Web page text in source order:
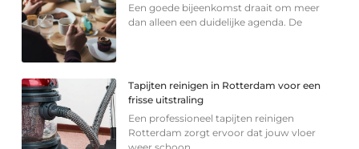
Een goede bijeenkomst draait om meer
dan alleen een duidelijke agenda. De
Tapijten reinigen in Rotterdam voor een
frisse uitstraling
Een professioneel tapijten reinigen
Rotterdam zorgt ervoor dat jouw vloer